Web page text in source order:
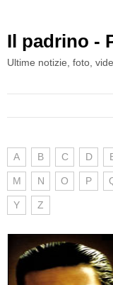
Il padrino -
Ultime notizie, foto,
A B C D
M N O P
Y Z